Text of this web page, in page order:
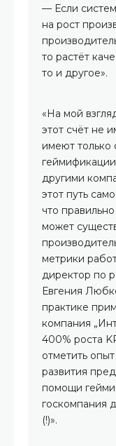
— Если
на рост
то растёт
то и другое».
«На мой
этот счёт не
имеют только
другими
этот путь
что
может
метрики
директор по
Евгения
практике
компания
400% роста
отметить
развития
помощи
госкомпания
(!)».